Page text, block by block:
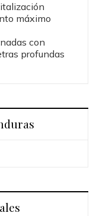
máximo
con
profundas